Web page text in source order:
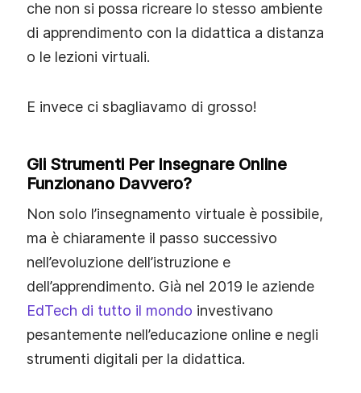
che non si possa ricreare lo stesso ambiente
di apprendimento con la didattica a distanza
o le lezioni virtuali.
E invece ci sbagliavamo di grosso!
Gli Strumenti Per Insegnare Online
Funzionano Davvero?
Non solo l’insegnamento virtuale è possibile,
ma è chiaramente il passo successivo
nell’evoluzione dell’istruzione e
dell’apprendimento. Già nel 2019 le aziende
EdTech di tutto il mondo investivano
pesantemente nell’educazione online e negli
strumenti digitali per la didattica.